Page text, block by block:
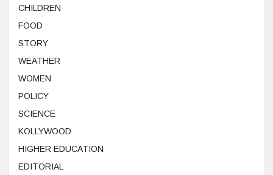
CHILDREN
FOOD
STORY
WEATHER
WOMEN
POLICY
SCIENCE
KOLLYWOOD
HIGHER EDUCATION
EDITORIAL